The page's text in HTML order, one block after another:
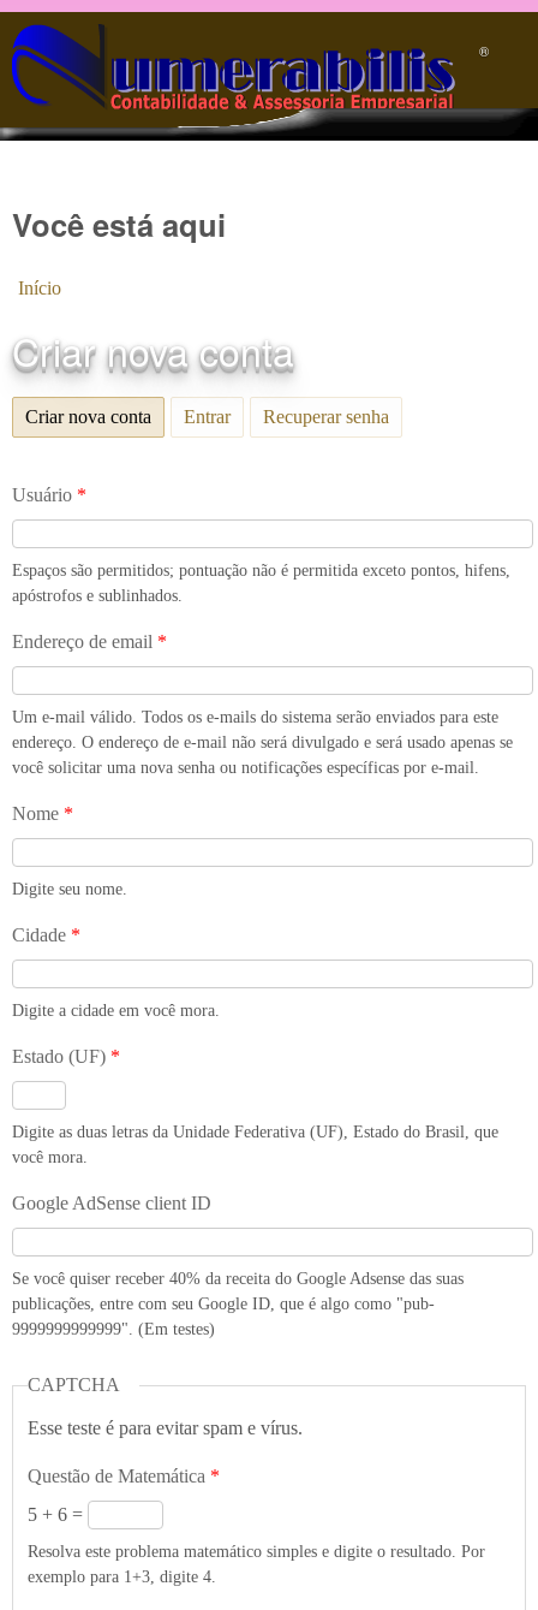
Pular para o conteúdo principal
®️
Você está aqui
Início
Criar nova conta
Criar nova conta (aba ativa)
Entrar Recuperar senha
Usuário *
Espaços são permitidos; pontuação não é permitida exceto pontos, hifens,
apóstrofos e sublinhados.
Endereço de email *
Um e-mail válido. Todos os e-mails do sistema serão enviados para este
endereço. O endereço de e-mail não será divulgado e será usado apenas se
você solicitar uma nova senha ou notificações específicas por e-mail.
Nome *
Digite seu nome.
Cidade *
Digite a cidade em você mora.
Estado (UF) *
Digite as duas letras da Unidade Federativa (UF), Estado do Brasil, que
você mora.
Google AdSense client ID
Se você quiser receber 40% da receita do Google Adsense das suas
publicações, entre com seu Google ID, que é algo como "pub-
9999999999999". (Em testes)
CAPTCHA
Esse teste é para evitar spam e vírus.
Questão de Matemática *
5 + 6 =
Resolva este problema matemático simples e digite o resultado. Por
exemplo para 1+3, digite 4.